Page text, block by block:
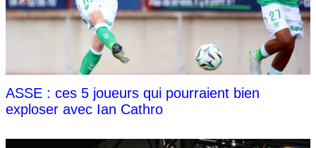
ASSE : ces 5 joueurs qui pourraient bien
exploser avec Ian Cathro